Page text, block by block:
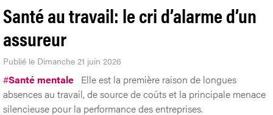
Santé au travail: le cri d’alarme d’un
assureur
Publié le Dimanche 21 juin 2026
#Santé mentale Elle est la première raison de longues
absences au travail, de source de coûts et la principale menace
silencieuse pour la performance des entreprises.